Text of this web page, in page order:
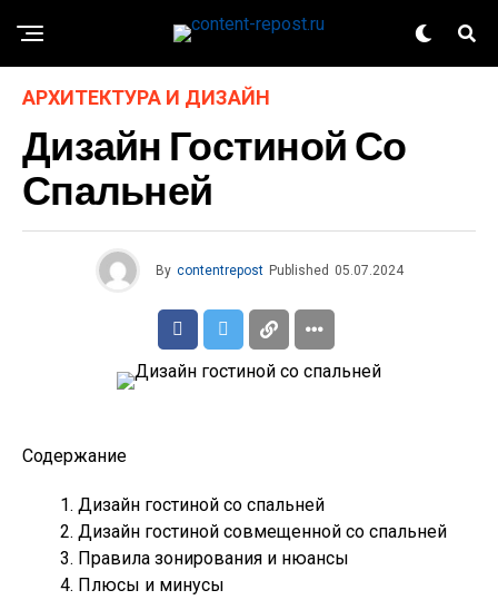
АРХИТЕКТУРА И ДИЗАЙН
Дизайн Гостиной Со
Спальней
By contentrepost Published 05.07.2024
Содержание
Дизайн гостиной со спальней
Дизайн гостиной совмещенной со спальней
Правила зонирования и нюансы
Плюсы и минусы